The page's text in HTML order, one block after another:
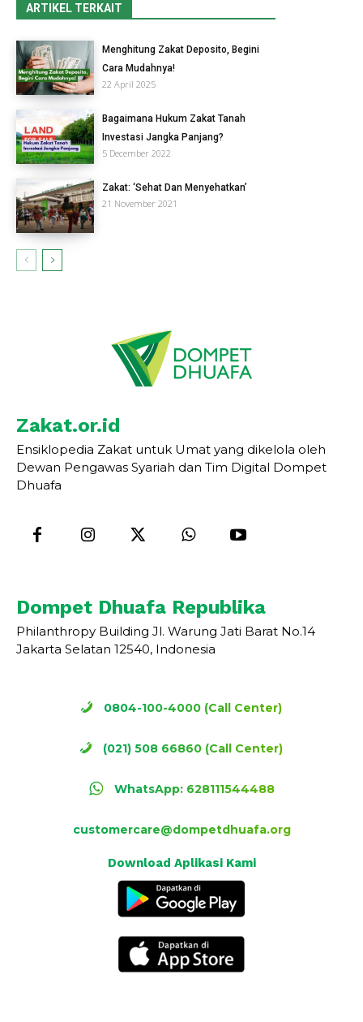
ARTIKEL TERKAIT
Menghitung Zakat Deposito, Begini
Cara Mudahnya!
22 April 2025
Bagaimana Hukum Zakat Tanah
Investasi Jangka Panjang?
5 December 2022
Zakat: ‘Sehat Dan Menyehatkan’
21 November 2021
Zakat.or.id
Ensiklopedia Zakat untuk Umat yang dikelola oleh
Dewan Pengawas Syariah dan Tim Digital Dompet
Dhuafa
Dompet Dhuafa Republika
Philanthropy Building Jl. Warung Jati Barat No.14
Jakarta Selatan 12540, Indonesia
0804-100-4000 (Call Center)
(021) 508 66860 (Call Center)
WhatsApp: 628111544488
customercare@dompetdhuafa.org
Download Aplikasi Kami